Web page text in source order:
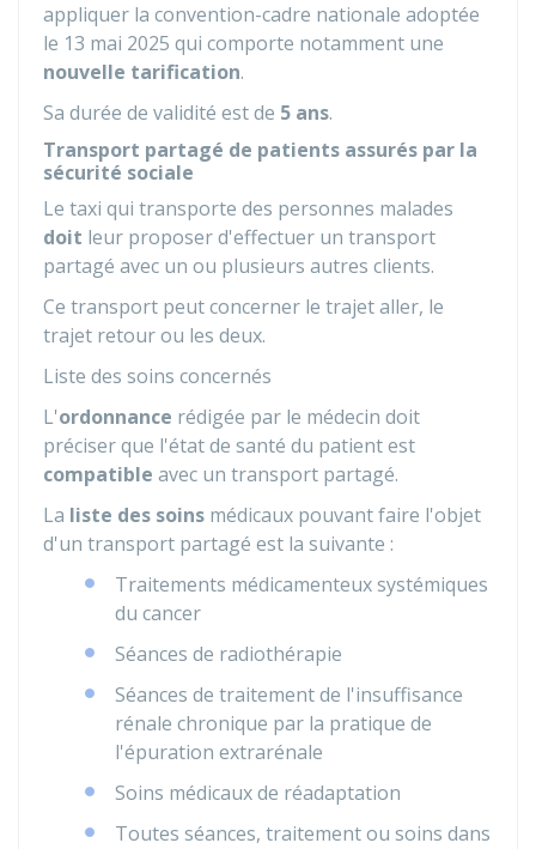
appliquer la convention-cadre nationale adoptée
le 13 mai 2025 qui comporte notamment une
nouvelle tarification.
Sa durée de validité est de 5 ans.
Transport partagé de patients assurés par la
sécurité sociale
Le taxi qui transporte des personnes malades
doit leur proposer d'effectuer un transport
partagé avec un ou plusieurs autres clients.
Ce transport peut concerner le trajet aller, le
trajet retour ou les deux.
Liste des soins concernés
L'ordonnance rédigée par le médecin doit
préciser que l'état de santé du patient est
compatible avec un transport partagé.
La liste des soins médicaux pouvant faire l'objet
d'un transport partagé est la suivante :
Traitements médicamenteux systémiques
du cancer
Séances de radiothérapie
Séances de traitement de l'insuffisance
rénale chronique par la pratique de
l'épuration extrarénale
Soins médicaux de réadaptation
Toutes séances, traitement ou soins dans